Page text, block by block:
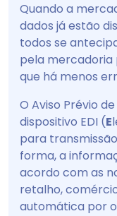
Quando a
dados já estão
todos se
pela mercadoria
que há menos
O Aviso Prévio
dispositivo EDI (E
para
forma, a
acordo com as
retalho,
automática por